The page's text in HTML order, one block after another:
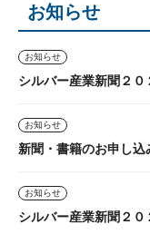
お知らせ
お知らせ
シルバー産業新聞２０
お知らせ
新聞・書籍のお申し込
お知らせ
シルバー産業新聞２０